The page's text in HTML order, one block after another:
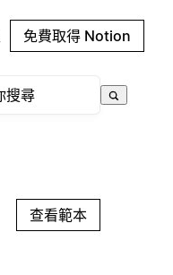
免費取得 Notion
查看範本